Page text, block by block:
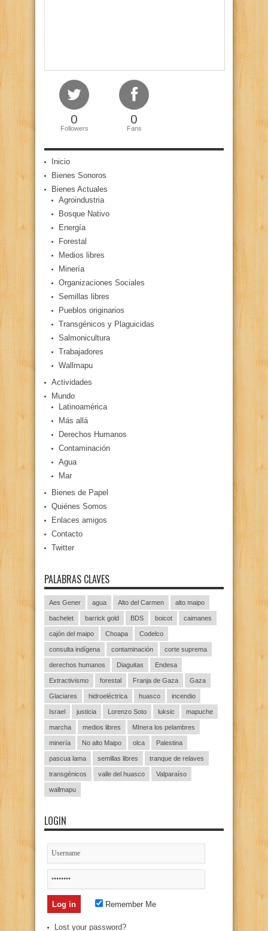
0
Followers
0
Fans
Inicio
Bienes Sonoros
Bienes Actuales
Agroindustria
Bosque Nativo
Energía
Forestal
Medios libres
Minería
Organizaciones Sociales
Semillas libres
Pueblos originarios
Transgénicos y Plaguicidas
Salmonicultura
Trabajadores
Wallmapu
Actividades
Mundo
Latinoamérica
Más allá
Derechos Humanos
Contaminación
Agua
Mar
Bienes de Papel
Quiénes Somos
Enlaces amigos
Contacto
Twitter
PALABRAS CLAVES
Aes Gener agua Alto del Carmen alto maipo
bachelet barrick gold BDS boicot caimanes
cajón del maipo Choapa Codelco
consulta indígena contaminación corte suprema
derechos humanos Diaguitas Endesa
Extractivismo forestal Franja de Gaza Gaza
Glaciares hidroeléctrica huasco incendio
Israel justicia Lorenzo Soto luksic mapuche
marcha medios libres MInera los pelambres
minería No alto Maipo olca Palestina
pascua lama semillas libres tranque de relaves
transgénicos valle del huasco Valparaíso
wallmapu
LOGIN
Remember Me
Lost your password?